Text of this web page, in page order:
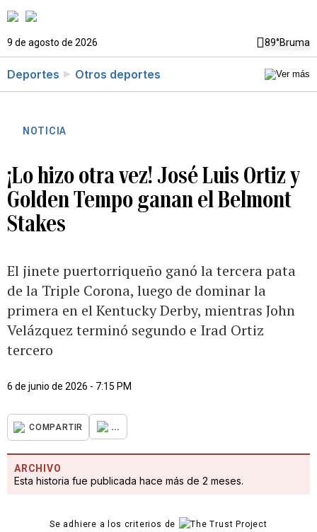
9 de agosto de 2026 89°Bruma
Deportes Otros deportes
NOTICIA
¡Lo hizo otra vez! José Luis Ortiz y
Golden Tempo ganan el Belmont
Stakes
El jinete puertorriqueño ganó la tercera pata
de la Triple Corona, luego de dominar la
primera en el Kentucky Derby, mientras John
Velázquez terminó segundo e Irad Ortiz
tercero
6 de junio de 2026 - 7:15 PM
COMPARTIR ...
ARCHIVO
Esta historia fue publicada hace más de 2 meses.
Se adhiere a los criterios de